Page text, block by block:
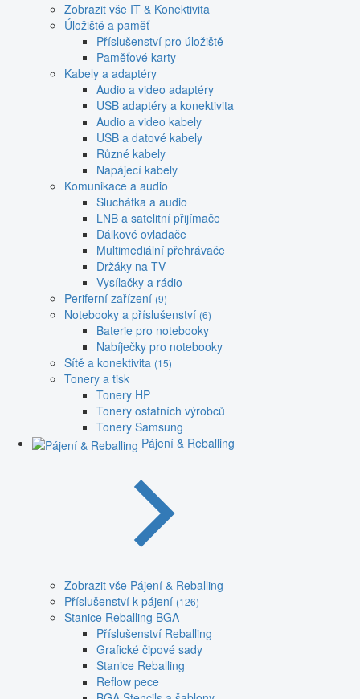
Zobrazit vše IT & Konektivita
Úložiště a paměť
Příslušenství pro úložiště
Paměťové karty
Kabely a adaptéry
Audio a video adaptéry
USB adaptéry a konektivita
Audio a video kabely
USB a datové kabely
Různé kabely
Napájecí kabely
Komunikace a audio
Sluchátka a audio
LNB a satelitní přijímače
Dálkové ovladače
Multimediální přehrávače
Držáky na TV
Vysílačky a rádio
Periferní zařízení (9)
Notebooky a příslušenství (6)
Baterie pro notebooky
Nabíječky pro notebooky
Sítě a konektivita (15)
Tonery a tisk
Tonery HP
Tonery ostatních výrobců
Tonery Samsung
Pájení & Reballing
Zobrazit vše Pájení & Reballing
Příslušenství k pájení (126)
Stanice Reballing BGA
Příslušenství Reballing
Grafické čipové sady
Stanice Reballing
Reflow pece